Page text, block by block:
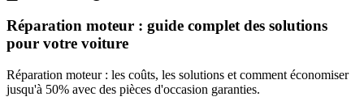
Réparation moteur : guide complet des solutions
pour votre voiture
Réparation moteur : les coûts, les solutions et comment économiser
jusqu'à 50% avec des pièces d'occasion garanties.